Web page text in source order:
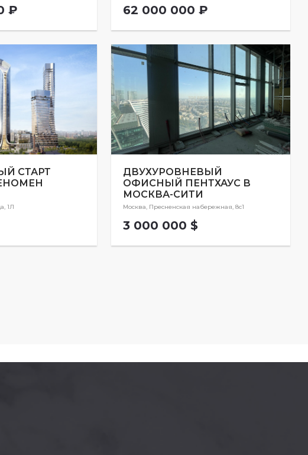
₽ 62 000 000 ₽
СТАРТ
1Л
ДВУХУРОВНЕВЫЙ
ОФИСНЫЙ ПЕНТХАУС В
МОСКВА-СИТИ
Москва, Пресненская набережная, 8с1
3 000 000 $